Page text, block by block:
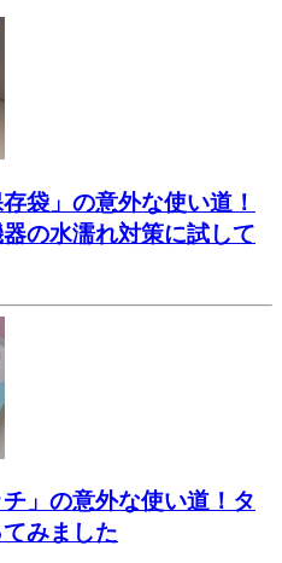
袋」の意外な使い道！
の水濡れ対策に試して
」の意外な使い道！タ
みました